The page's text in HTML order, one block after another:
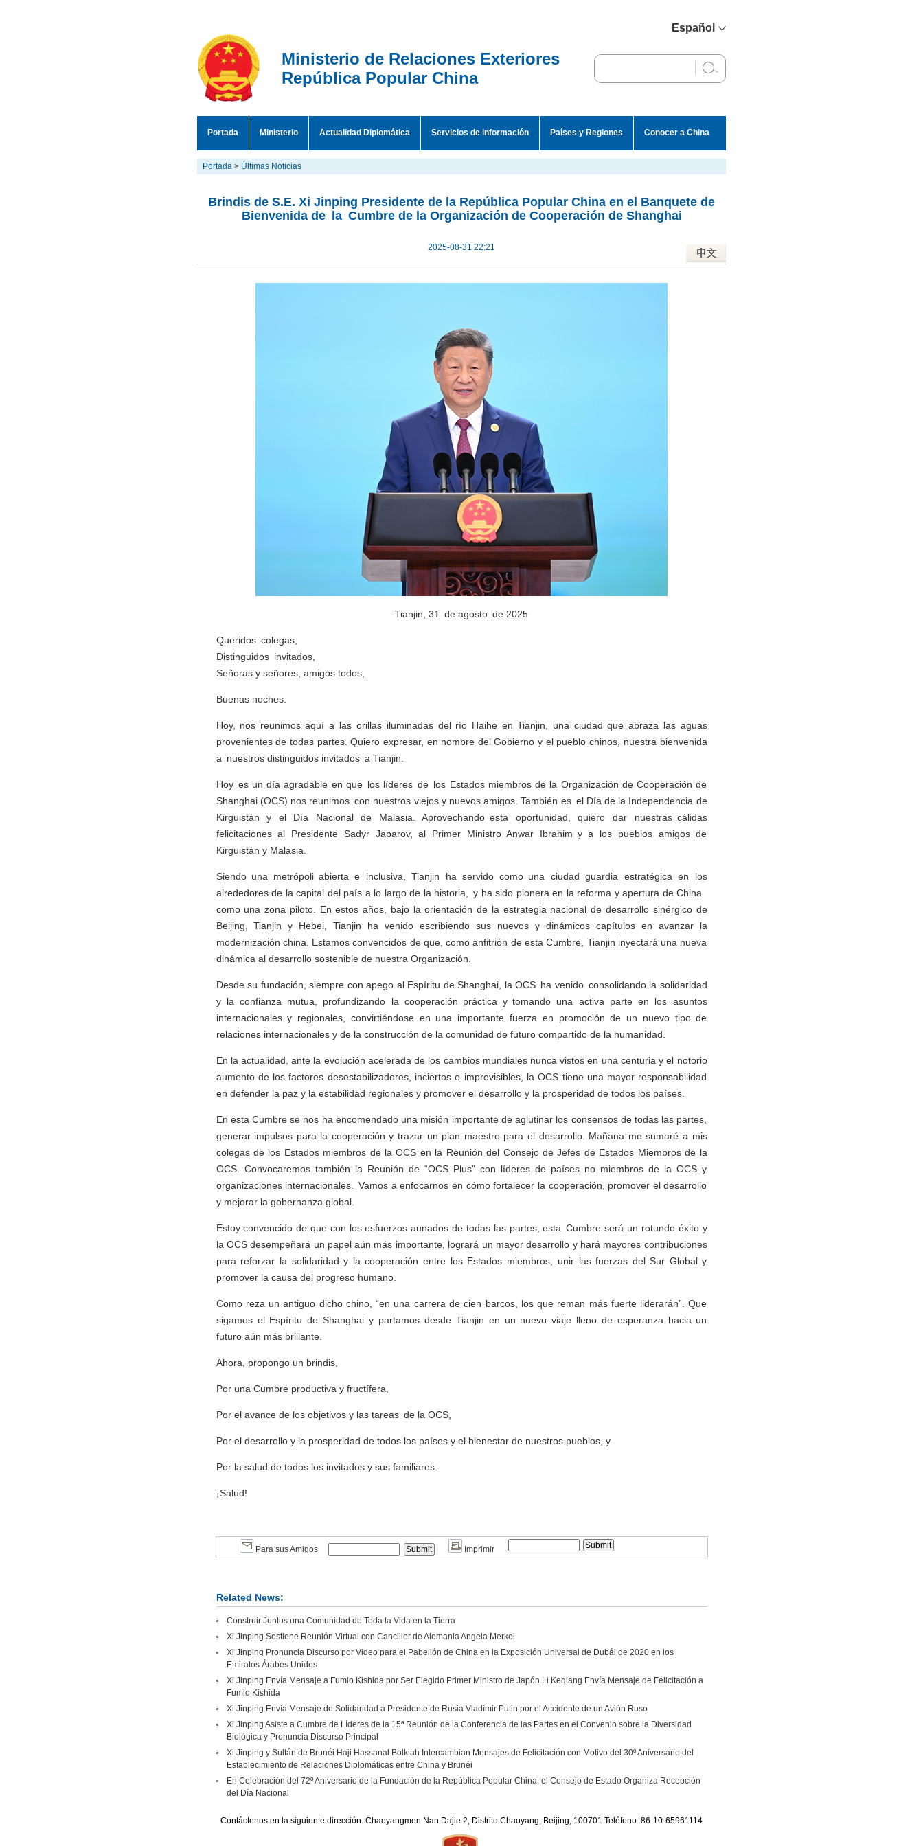
Español
English
Ministerio de Relaciones Exteriores
República Popular China
Portada Ministerio Actualidad Diplomática Servicios de información Países y Regiones Conocer a China
Portada > Últimas Noticias
Brindis de S.E. Xi Jinping Presidente de la República Popular China en el Banquete de
Bienvenida de la Cumbre de la Organización de Cooperación de Shanghai
2025-08-31 22:21
Tianjin, 31 de agosto de 2025
Queridos colegas,
Distinguidos invitados,
Señoras y señores, amigos todos,
Buenas noches.
Hoy, nos reunimos aquí a las orillas iluminadas del río Haihe en Tianjin, una ciudad que abraza las aguas
provenientes de todas partes. Quiero expresar, en nombre del Gobierno y el pueblo chinos, nuestra bienvenida
a nuestros distinguidos invitados a Tianjin.
Hoy es un día agradable en que los líderes de los Estados miembros de la Organización de Cooperación de
Shanghai (OCS) nos reunimos con nuestros viejos y nuevos amigos. También es el Día de la Independencia de
Kirguistán y el Día Nacional de Malasia. Aprovechando esta oportunidad, quiero dar nuestras cálidas
felicitaciones al Presidente Sadyr Japarov, al Primer Ministro Anwar Ibrahim y a los pueblos amigos de
Kirguistán y Malasia.
Siendo una metrópoli abierta e inclusiva, Tianjin ha servido como una ciudad guardia estratégica en los
alrededores de la capital del país a lo largo de la historia, y ha sido pionera en la reforma y apertura de China
como una zona piloto. En estos años, bajo la orientación de la estrategia nacional de desarrollo sinérgico de
Beijing, Tianjin y Hebei, Tianjin ha venido escribiendo sus nuevos y dinámicos capítulos en avanzar la
modernización china. Estamos convencidos de que, como anfitrión de esta Cumbre, Tianjin inyectará una nueva
dinámica al desarrollo sostenible de nuestra Organización.
Desde su fundación, siempre con apego al Espíritu de Shanghai, la OCS ha venido consolidando la solidaridad
y la confianza mutua, profundizando la cooperación práctica y tomando una activa parte en los asuntos
internacionales y regionales, convirtiéndose en una importante fuerza en promoción de un nuevo tipo de
relaciones internacionales y de la construcción de la comunidad de futuro compartido de la humanidad.
En la actualidad, ante la evolución acelerada de los cambios mundiales nunca vistos en una centuria y el notorio
aumento de los factores desestabilizadores, inciertos e imprevisibles, la OCS tiene una mayor responsabilidad
en defender la paz y la estabilidad regionales y promover el desarrollo y la prosperidad de todos los países.
En esta Cumbre se nos ha encomendado una misión importante de aglutinar los consensos de todas las partes,
generar impulsos para la cooperación y trazar un plan maestro para el desarrollo. Mañana me sumaré a mis
colegas de los Estados miembros de la OCS en la Reunión del Consejo de Jefes de Estados Miembros de la
OCS. Convocaremos también la Reunión de “OCS Plus” con líderes de países no miembros de la OCS y
organizaciones internacionales. Vamos a enfocarnos en cómo fortalecer la cooperación, promover el desarrollo
y mejorar la gobernanza global.
Estoy convencido de que con los esfuerzos aunados de todas las partes, esta Cumbre será un rotundo éxito y
la OCS desempeñará un papel aún más importante, logrará un mayor desarrollo y hará mayores contribuciones
para reforzar la solidaridad y la cooperación entre los Estados miembros, unir las fuerzas del Sur Global y
promover la causa del progreso humano.
Como reza un antiguo dicho chino, “en una carrera de cien barcos, los que reman más fuerte liderarán”. Que
sigamos el Espíritu de Shanghai y partamos desde Tianjin en un nuevo viaje lleno de esperanza hacia un
futuro aún más brillante.
Ahora, propongo un brindis,
Por una Cumbre productiva y fructífera,
Por el avance de los objetivos y las tareas de la OCS,
Por el desarrollo y la prosperidad de todos los países y el bienestar de nuestros pueblos, y
Por la salud de todos los invitados y sus familiares.
¡Salud!
Para sus Amigos Imprimir
Related News:
Construir Juntos una Comunidad de Toda la Vida en la Tierra
Xi Jinping Sostiene Reunión Virtual con Canciller de Alemania Angela Merkel
Xi Jinping Pronuncia Discurso por Video para el Pabellón de China en la Exposición Universal de Dubái de 2020 en los
Emiratos Árabes Unidos
Xi Jinping Envía Mensaje a Fumio Kishida por Ser Elegido Primer Ministro de Japón Li Keqiang Envía Mensaje de Felicitación a
Fumio Kishida
Xi Jinping Envía Mensaje de Solidaridad a Presidente de Rusia Vladímir Putin por el Accidente de un Avión Ruso
Xi Jinping Asiste a Cumbre de Líderes de la 15ª Reunión de la Conferencia de las Partes en el Convenio sobre la Diversidad
Biológica y Pronuncia Discurso Principal
Xi Jinping y Sultán de Brunéi Haji Hassanal Bolkiah Intercambian Mensajes de Felicitación con Motivo del 30º Aniversario del
Establecimiento de Relaciones Diplomáticas entre China y Brunéi
En Celebración del 72º Aniversario de la Fundación de la República Popular China, el Consejo de Estado Organiza Recepción
del Día Nacional
Contáctenos en la siguiente dirección: Chaoyangmen Nan Dajie 2, Distrito Chaoyang, Beijing, 100701 Teléfono: 86-10-65961114